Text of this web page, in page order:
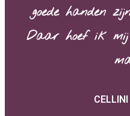
goede handen
Daar hoef ik mij